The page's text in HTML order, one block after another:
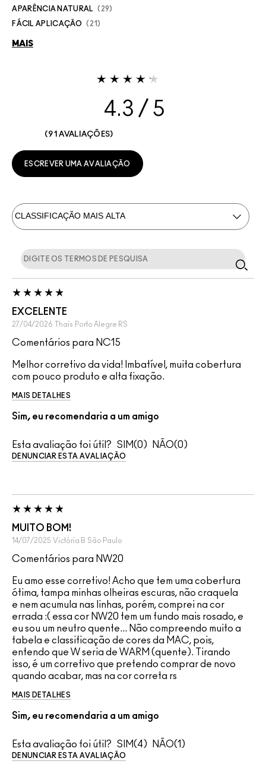
APARÊNCIA NATURAL 29
FÁCIL APLICAÇÃO 21
MAIS
4.3
91 AVALIAÇÕES
ESCREVER UMA AVALIAÇÃO
EXCELENTE
27/04/2026 Thais Porto Alegre RS
Comentários para NC15
Melhor corretivo da vida! Imbatível, muita cobertura
com pouco produto e alta fixação.
MAIS DETALHES
Sim, eu recomendaria a um amigo
Esta avaliação foi útil? 0 0
DENUNCIAR ESTA AVALIAÇÃO
MUITO BOM!
14/07/2025 Victória B São Paulo
Comentários para NW20
Eu amo esse corretivo! Acho que tem uma cobertura
ótima, tampa minhas olheiras escuras, não craquela
e nem acumula nas linhas, porém, comprei na cor
errada :( essa cor NW20 tem um fundo mais rosado, e
eu sou um neutro quente... Não compreendo muito a
tabela e classificação de cores da MAC, pois,
entendo que W seria de WARM (quente). Tirando
isso, é um corretivo que pretendo comprar de novo
quando acabar, mas na cor correta rs
MAIS DETALHES
Sim, eu recomendaria a um amigo
Esta avaliação foi útil? 4 1
DENUNCIAR ESTA AVALIAÇÃO